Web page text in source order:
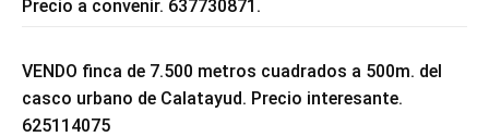
Precio a convenir. 637730871.
VENDO finca de 7.500 metros cuadrados a 500m. del
casco urbano de Calatayud. Precio interesante.
625114075